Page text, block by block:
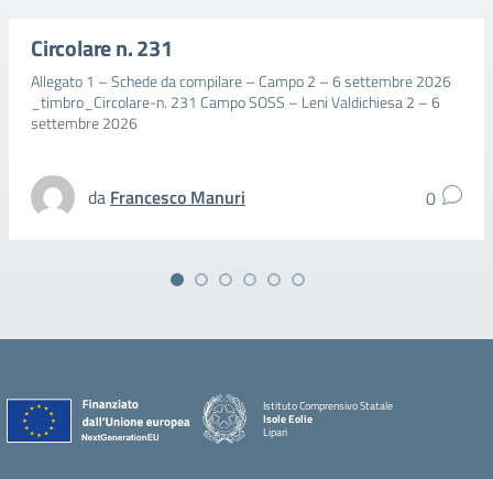
Circolare n. 231
Allegato 1 – Schede da compilare – Campo 2 – 6 settembre 2026
_timbro_Circolare-n. 231 Campo SOSS – Leni Valdichiesa 2 – 6
settembre 2026
da Francesco Manuri 0
Istituto Comprensivo Statale
Isole Eolie
Lipari